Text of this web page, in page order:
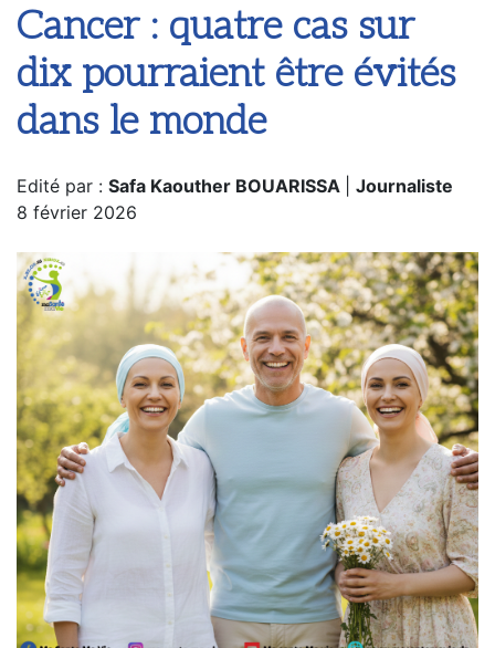
Cancer : quatre cas sur
dix pourraient être évités
dans le monde
Edité par : Safa Kaouther BOUARISSA
Journaliste
8 février 2026